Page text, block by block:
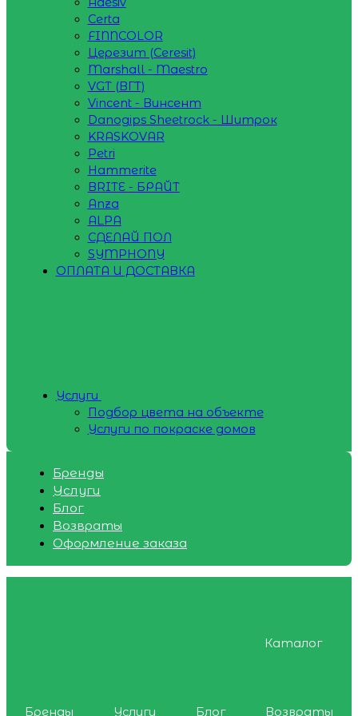
Certa
FINNCOLOR
Церезит (Ceresit)
Marshall - Maestro
VGT (ВГТ)
Vincent - Винсент
Danogips Sheetrock - Шитрок
KRASKOVAR
Petri
Hammerite
BRITE - БРАЙТ
Anza
ALPA
СДЕЛАЙ ПОЛ
SYMPHONY
ОПЛАТА И ДОСТАВКА
Услуги
Подбор цвета на объекте
Услуги по покраске домов
Бренды
Услуги
Блог
Возвраты
Оформление заказа
Каталог
Бренды Услуги Блог
Возвраты